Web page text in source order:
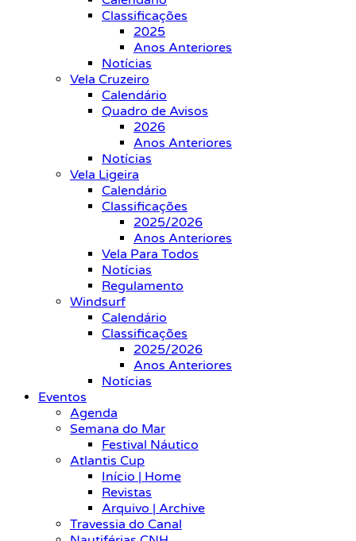
Classificações
2025
Anos Anteriores
Notícias
Vela Cruzeiro
Calendário
Quadro de Avisos
2026
Anos Anteriores
Notícias
Vela Ligeira
Calendário
Classificações
2025/2026
Anos Anteriores
Vela Para Todos
Notícias
Regulamento
Windsurf
Calendário
Classificações
2025/2026
Anos Anteriores
Notícias
Eventos
Agenda
Semana do Mar
Festival Náutico
Atlantis Cup
Início | Home
Revistas
Arquivo | Archive
Travessia do Canal